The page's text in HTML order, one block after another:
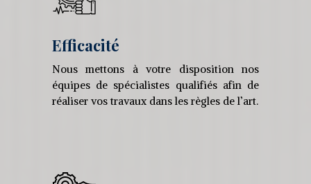
Efficacité
Nous mettons à votre disposition nos
équipes de spécialistes qualifiés afin de
réaliser vos travaux dans les règles de l’art.